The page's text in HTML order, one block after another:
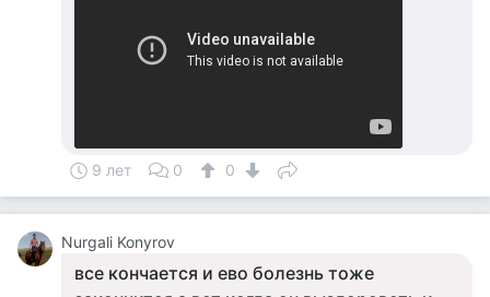
9 лет 0 0
Nurgali Konyrov
все кончается и ево болезнь тоже